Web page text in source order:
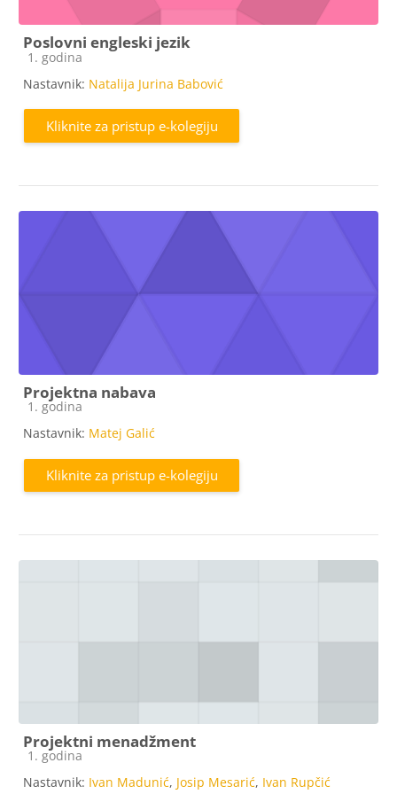
Poslovni engleski jezik
Kategorija e-kolegija
1. godina
Nastavnik: Natalija Jurina Babović
Kliknite za pristup e-kolegiju
Projektna nabava
Kategorija e-kolegija
1. godina
Nastavnik: Matej Galić
Kliknite za pristup e-kolegiju
Projektni menadžment
Kategorija e-kolegija
1. godina
Nastavnik: Ivan Madunić, Josip Mesarić, Ivan Rupčić